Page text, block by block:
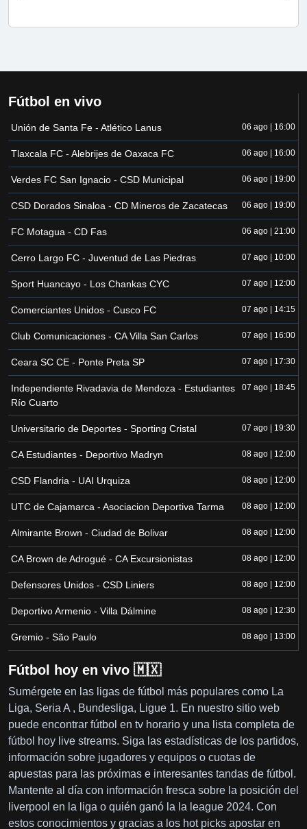
Fútbol en vivo
Unión de Santa Fe - Atlético Lanus 06 ago | 16:00
Tlaxcala FC - Alebrijes de Oaxaca FC 06 ago | 16:00
Verdes FC San Ignacio - CSD Municipal 06 ago | 19:00
CSD Dorados Sinaloa - CD Mineros de Zacatecas 06 ago | 19:00
FC Motagua - CD Fas 06 ago | 21:00
Cerro Largo FC - Juventud de Las Piedras 07 ago | 10:00
Sport Huancayo - Los Chankas CYC 07 ago | 12:00
Comerciantes Unidos - Cusco FC 07 ago | 14:15
Club Comunicaciones - CA Villa San Carlos 07 ago | 16:00
Ceara SC CE - Ponte Preta SP 07 ago | 17:30
Independiente Rivadavia de Mendoza - Estudiantes
Río Cuarto
07 ago | 18:45
Universitario de Deportes - Sporting Cristal 07 ago | 19:30
CA Estudiantes - Deportivo Madryn 08 ago | 12:00
CSD Flandria - UAI Urquiza 08 ago | 12:00
UTC de Cajamarca - Asociacion Deportiva Tarma 08 ago | 12:00
Almirante Brown - Ciudad de Bolivar 08 ago | 12:00
CA Brown de Adrogué - CA Excursionistas 08 ago | 12:00
Defensores Unidos - CSD Liniers 08 ago | 12:00
Deportivo Armenio - Villa Dálmine 08 ago | 12:30
Gremio - São Paulo 08 ago | 13:00
Fútbol hoy en vivo 🇲🇽
Sumérgete en las ligas de fútbol más populares como La
Liga, Seria A , Bundesliga, Ligue 1. En nuestro sitio web
puede encontrar fútbol en tv horario y una lista completa de
fútbol hoy live streams. Siga las estadísticas de los partidos,
información sobre jugadores y equipos o cuotas de
apuestas para las próximas e interesantes tandas de fútbol.
Mantente al día con información fresca sobre la posición del
liverpool en la liga o quién ganó la la league 2024. Con
estos conocimientos y gracias a los hot picks apostar en